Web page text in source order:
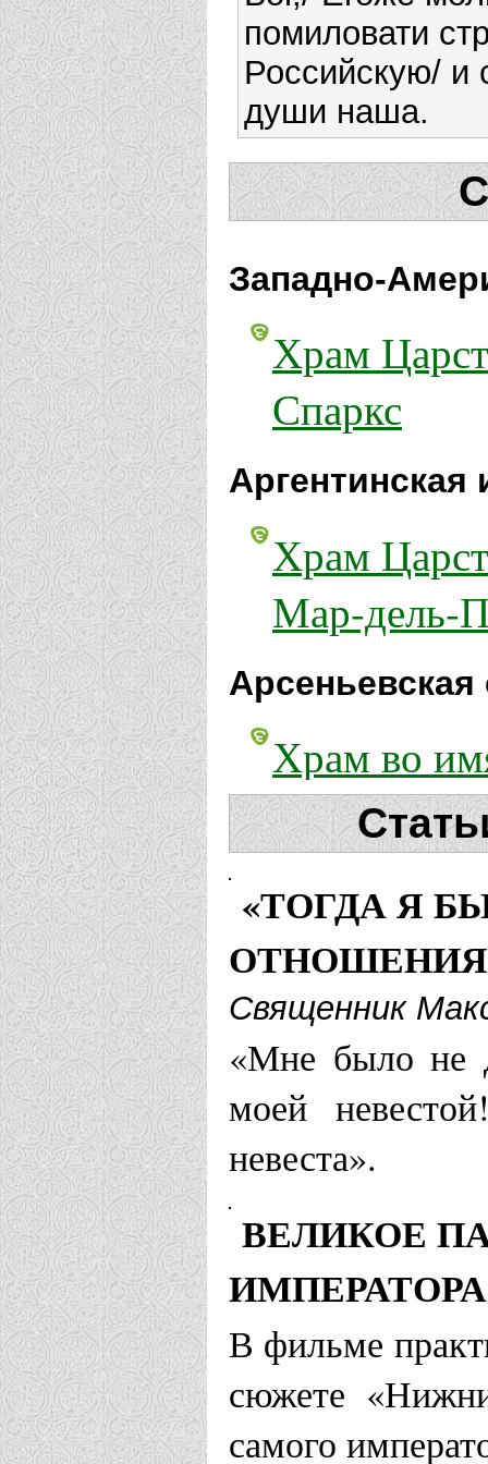
помиловати
Российскую/ и
души наша.
Западно-
Храм
Спаркс
Храм
Мар-дель-
Арсеньевская
Храм во
Бежецкая
Храм
Дорохово
Храм
Сонково
Белгородская
Храм
Белгород
Белевская
«ТОГДА Я
Священник
«Мне было не
моей
невеста».
ВЕЛИКОЕ
В фильме
сюжете
самого